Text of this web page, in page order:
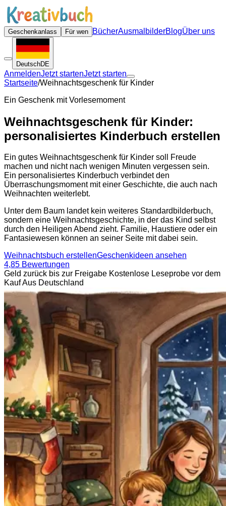
Geschenkanlass Für wen BücherAusmalbilderBlogÜber uns
DeutschDE
AnmeldenJetzt startenJetzt starten
Startseite/Weihnachtsgeschenk für Kinder
Ein Geschenk mit Vorlesemoment
Weihnachtsgeschenk für Kinder:
personalisiertes Kinderbuch erstellen
Ein gutes Weihnachtsgeschenk für Kinder soll Freude
machen und nicht nach wenigen Minuten vergessen sein.
Ein personalisiertes Kinderbuch verbindet den
Überraschungsmoment mit einer Geschichte, die auch nach
Weihnachten weiterlebt.
Unter dem Baum landet kein weiteres Standardbilderbuch,
sondern eine Weihnachtsgeschichte, in der das Kind selbst
durch den Heiligen Abend zieht. Familie, Haustiere oder ein
Fantasiewesen können an seiner Seite mit dabei sein.
Weihnachtsbuch erstellenGeschenkideen ansehen
4,85 Bewertungen
Geld zurück bis zur Freigabe Kostenlose Leseprobe vor dem
KaufAus Deutschland